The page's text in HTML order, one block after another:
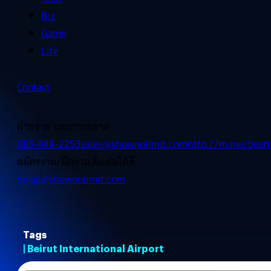
Biz
Game
Life
Contact
ฝ่ายขาย และการตลาด
085-848-2253sales@shownolimit.comhttp://m.me/
สมัครงาน/ฝึกงาน ติดต่อได้ที่
hr-ga@shownolimit.com
Tags
| Beirut International Airport